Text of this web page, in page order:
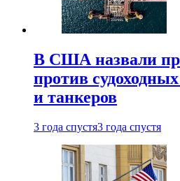
В США назвали
против
и танкеров
3 года спустя3 года спустя